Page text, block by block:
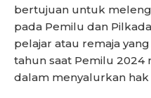
bertujuan untuk
pada Pemilu dan
pelajar atau remaja
tahun saat Pemilu 2024
dalam menyalurkan hak